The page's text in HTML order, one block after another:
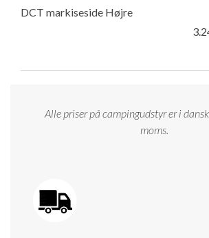
DCT markiseside Højre
Alle priser på campingudstyr er i
moms.